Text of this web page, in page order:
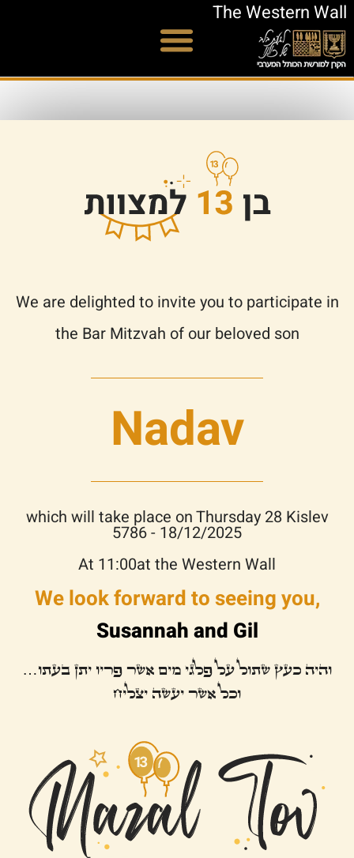
The Western Wall
We are delighted to invite you to participate in
the Bar Mitzvah of our beloved son
Nadav
which will take place on Thursday 28 Kislev
5786 - 18/12/2025
At 11:00at the Western Wall
We look forward to seeing you,
Susannah and Gil
והיה כעץ שתול על פלגי מים אשר פריו יתן בעתו…
וכל אשר יעשה יצליח